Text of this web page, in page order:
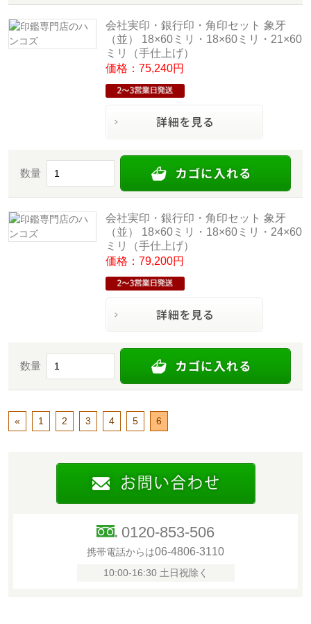
会社実印・銀行印・角印セット 象牙
（並） 18×60ミリ・18×60ミリ・21×60
ミリ（手仕上げ）
価格：75,240円
数量
会社実印・銀行印・角印セット 象牙
（並） 18×60ミリ・18×60ミリ・24×60
ミリ（手仕上げ）
価格：79,200円
数量
« 1 2 3 4 5 6
0120-853-506
携帯電話からは06-4806-3110
10:00-16:30 土日祝除く